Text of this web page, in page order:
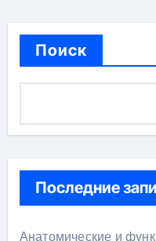
Поиск
Последние
Анатомические и